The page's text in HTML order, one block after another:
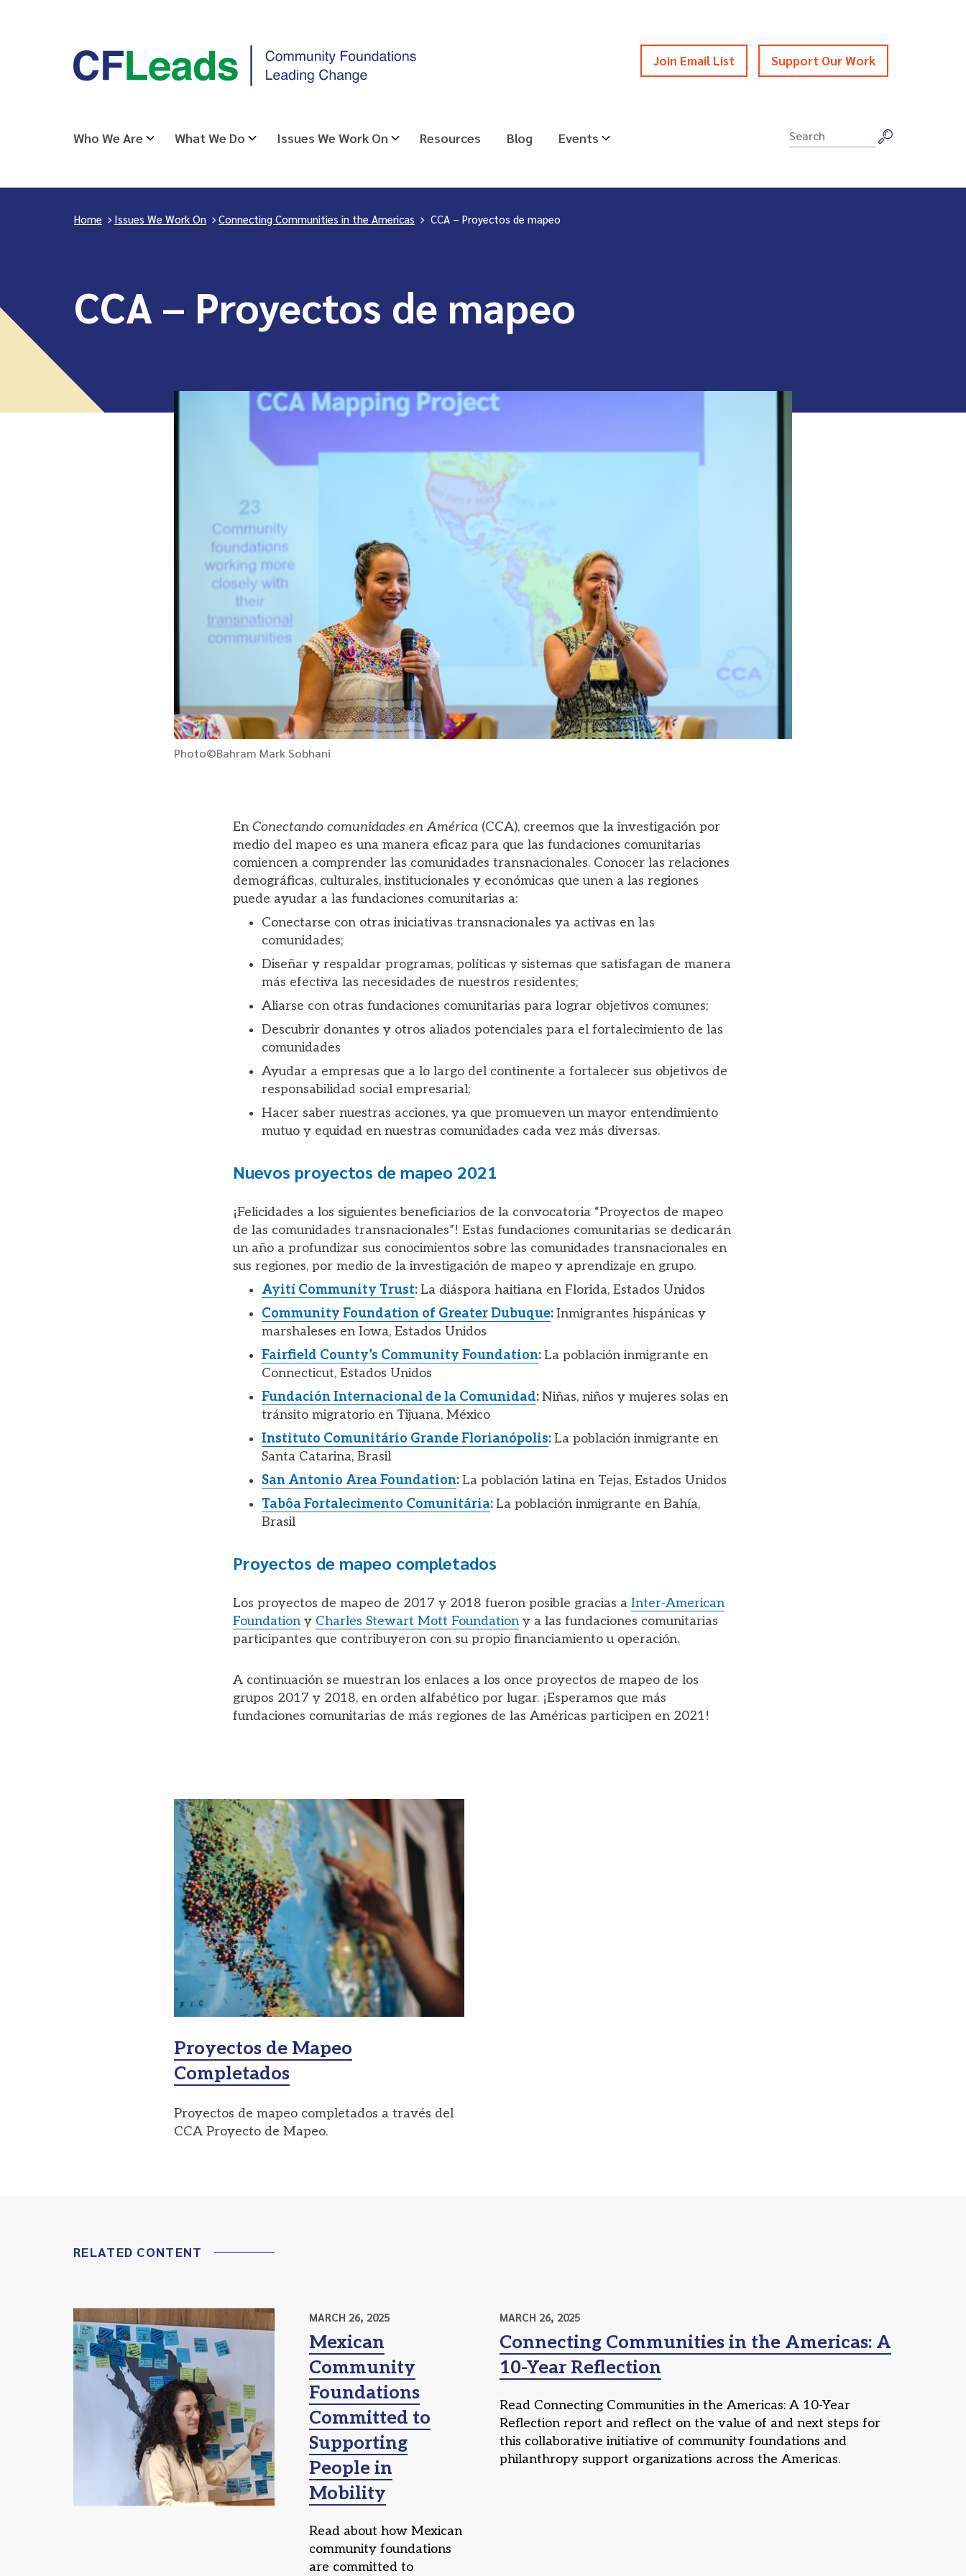
CFLeads
-
Leading
Join Email List Support Our Work
Who We Are What We Do Issues We Work On Resources Blog Events
Search
Home > Issues We Work On >Connecting Communities in the Americas > CCA – Proyectos de mapeo
CCA – Proyectos de mapeo
Photo©Bahram Mark Sobhani
En Conectando comunidades en América(CCA), creemos que la investigación por
medio del mapeo es una manera eficaz para que las fundaciones comunitarias
comiencen a comprender las comunidades transnacionales. Conocer las relaciones
demográficas, culturales, institucionales y económicas que unen a las regiones
puede ayudar a las fundaciones comunitarias a:
Conectarse con otras iniciativas transnacionales ya activas en las
comunidades;
Diseñar y respaldar programas, políticas y sistemas que satisfagan de manera
más efectiva las necesidades de nuestros residentes;
Aliarse con otras fundaciones comunitarias para lograr objetivos comunes;
Descubrir donantes y otros aliados potenciales para el fortalecimiento de las
comunidades
Ayudar a empresas que a lo largo del continente a fortalecer sus objetivos de
responsabilidad social empresarial;
Hacer saber nuestras acciones, ya que promueven un mayor entendimiento
mutuo y equidad en nuestras comunidades cada vez más diversas.
Nuevos proyectos de mapeo 2021
¡Felicidades a los siguientes beneficiarios de la convocatoria “Proyectos de mapeo
de las comunidades transnacionales”! Estas fundaciones comunitarias se dedicarán
un año a profundizar sus conocimientos sobre las comunidades transnacionales en
sus regiones, por medio de la investigación de mapeo y aprendizaje en grupo.
Ayití Community Trust:La diáspora haitiana en Florida, Estados Unidos
Community Foundation of Greater Dubuque:Inmigrantes hispánicas y
marshaleses en Iowa, Estados Unidos
Fairfield County’s Community Foundation:La población inmigrante en
Connecticut, Estados Unidos
Fundación Internacional de la Comunidad:Niñas, niños y mujeres solas en
tránsito migratorio en Tijuana, México
Instituto Comunitário Grande Florianópolis:La población inmigrante en
Santa Catarina, Brasil
San Antonio Area Foundation:La población latina en Tejas, Estados Unidos
Tabôa Fortalecimento Comunitária:La población inmigrante en Bahía,
Brasil
Proyectos de mapeo completados
Los proyectos de mapeo de 2017 y 2018 fueron posible gracias a Inter-American
Foundationy Charles Stewart Mott Foundationy a las fundaciones comunitarias
participantes que contribuyeron con su propio financiamiento u operación.
A continuación se muestran los enlaces a los once proyectos de mapeo de los
grupos 2017 y 2018, en orden alfabético por lugar. ¡Esperamos que más
fundaciones comunitarias de más regiones de las Américas participen en 2021!
Proyectos de Mapeo
Completados
Proyectos de mapeo completados a través del
CCA Proyecto de Mapeo.
RELATED CONTENT
MARCH 26, 2025
Mexican
Community
Foundations
Committed to
Supporting
People in
Mobility
Read about how Mexican
community foundations
are committed to
MARCH 26, 2025
Connecting Communities in the Americas: A
10-Year Reflection
Read Connecting Communities in the Americas: A 10-Year
Reflection report and reflect on the value of and next steps for
this collaborative initiative of community foundations and
philanthropy support organizations across the Americas.